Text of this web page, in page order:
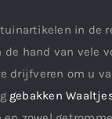
in de
hand van vele
drijfveren om u
gebakken